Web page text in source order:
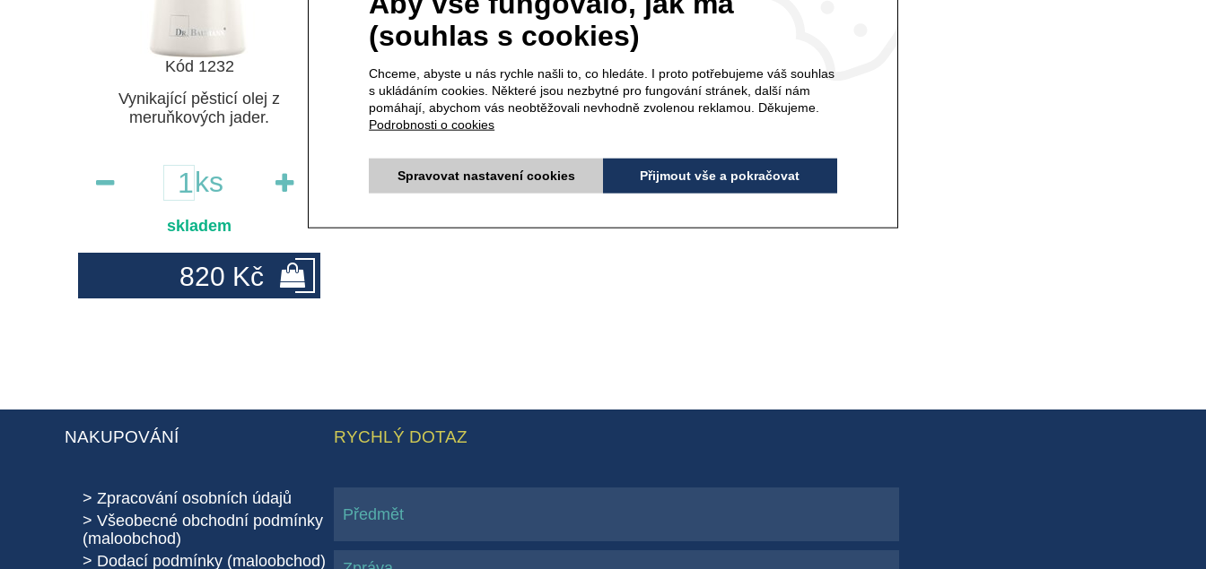
Kód 1232
Vynikající pěsticí olej z
meruňkových jader.
ks
skladem
820 Kč
NAKUPOVÁNÍ
Zpracování osobních údajů
Všeobecné obchodní podmínky
(maloobchod)
Dodací podmínky (maloobchod)
RYCHLÝ DOTAZ
(souhlas s cookies)
Chceme, abyste u nás rychle našli to, co hledáte. I proto potřebujeme váš souhlas
s ukládáním cookies. Některé jsou nezbytné pro fungování stránek, další nám
pomáhají, abychom vás neobtěžovali nevhodně zvolenou reklamou. Děkujeme.
Podrobnosti o cookies
Spravovat nastavení cookies Přijmout vše a pokračovat